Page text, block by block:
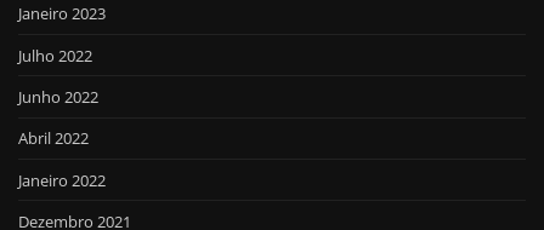
Janeiro 2023
Julho 2022
Junho 2022
Abril 2022
Janeiro 2022
Dezembro 2021